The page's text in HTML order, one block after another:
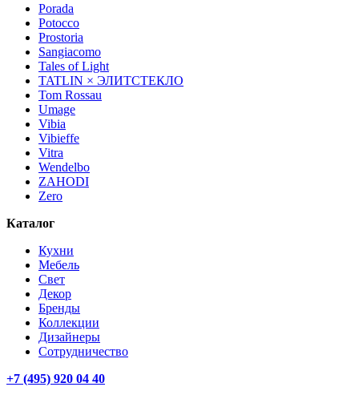
Porada
Potocco
Prostoria
Sangiacomo
Tales of Light
TATLIN × ЭЛИТСТЕКЛО
Tom Rossau
Umage
Vibia
Vibieffe
Vitra
Wendelbo
ZAHODI
Zero
Каталог
Кухни
Мебель
Свет
Декор
Бренды
Коллекции
Дизайнеры
Сотрудничество
+7 (495) 920 04 40